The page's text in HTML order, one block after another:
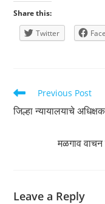
Share this:
Twitter
Read
more
articles
Previous Post
जिल्हा न्यायालयाचे
मळगाव वाचन
Leave a Reply